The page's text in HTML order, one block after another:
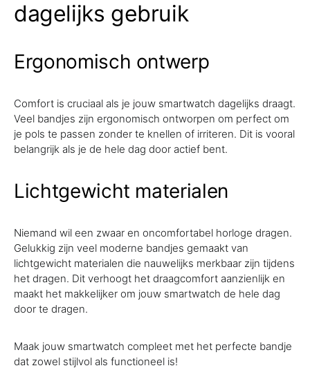
dagelijks gebruik
Ergonomisch ontwerp
Comfort is cruciaal als je jouw smartwatch dagelijks draagt.
Veel bandjes zijn ergonomisch ontworpen om perfect om
je pols te passen zonder te knellen of irriteren. Dit is vooral
belangrijk als je de hele dag door actief bent.
Lichtgewicht materialen
Niemand wil een zwaar en oncomfortabel horloge dragen.
Gelukkig zijn veel moderne bandjes gemaakt van
lichtgewicht materialen die nauwelijks merkbaar zijn tijdens
het dragen. Dit verhoogt het draagcomfort aanzienlijk en
maakt het makkelijker om jouw smartwatch de hele dag
door te dragen.
Maak jouw smartwatch compleet met het perfecte bandje
dat zowel stijlvol als functioneel is!